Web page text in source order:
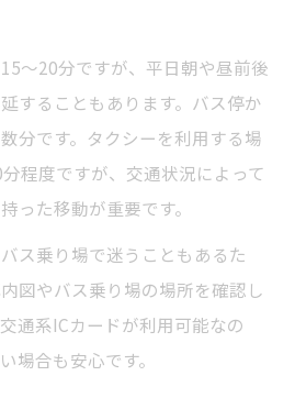
〜20分ですが、平日朝や昼前後
することもあります。バス停か
分です。タクシーを利用する場
程度ですが、交通状況によって
った移動が重要です。
ス乗り場で迷うこともあるた
図やバス乗り場の場所を確認し
通系ICカードが利用可能なの
場合も安心です。